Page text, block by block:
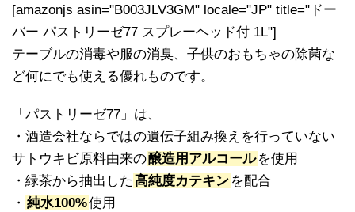
[amazonjs asin="B003JLV3GM" locale="JP" title="ドー
バー パストリーゼ77 スプレーヘッド付 1L"]
テーブルの消毒や服の消臭、子供のおもちゃの除菌な
ど何にでも使える優れものです。
「パストリーゼ77」は、
・酒造会社ならではの遺伝子組み換えを行っていない
サトウキビ原料由来の醸造用アルコール を使用
・緑茶から抽出した 高純度カテキン を配合
・ 純水100%使用